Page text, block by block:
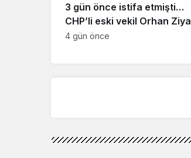
3 gün önce istifa etmişti…
CHP’li eski vekil Orhan Ziya
Diren hayatını kaybetti!
4 gün önce